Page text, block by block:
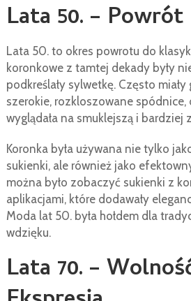
Lata 50. –
Lata 50. to okres powrotu do
koronkowe z tamtej dekady były
podkreślały sylwetkę. Często
szerokie, rozkloszowane
wyglądała na smuklejszą i bardziej
Koronka była używana nie tylko
sukienki, ale również jako
można było zobaczyć sukienki z
aplikacjami, które dodawały
Moda lat 50. była hołdem dla
wdzięku.
Lata 70. –